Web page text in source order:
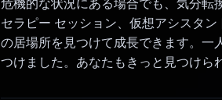
危機的な状況にある場合でも、気分転
セラピー セッション、仮想アシスタ
の居場所を見つけて成長できます。一
つけました。あなたもきっと見つけら